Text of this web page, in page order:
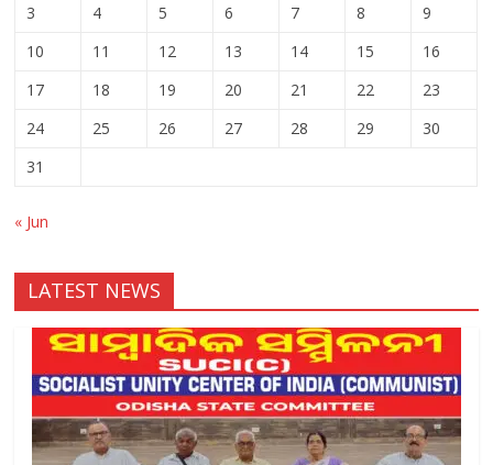
3
4 5 6 7 8
9
10
11 12 13 14 15
16
17
18 19 20 21 22
23
24
25 26 27 28 29
30
31
« Jun
LATEST NEWS